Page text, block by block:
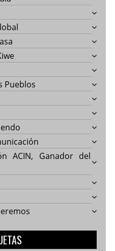
Pueblos
ACIN, Ganador del